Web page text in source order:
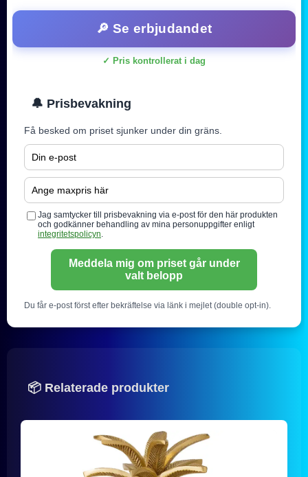
🔎 Se erbjudandet
✓ Pris kontrollerat i dag
🔔 Prisbevakning
Få besked om priset sjunker under din gräns.
Jag samtycker till prisbevakning via e-post för den här produkten
och godkänner behandling av mina personuppgifter enligt
integritetspolicyn.
Meddela mig om priset går under
valt belopp
Du får e-post först efter bekräftelse via länk i mejlet (double opt-in).
📦 Relaterade produkter